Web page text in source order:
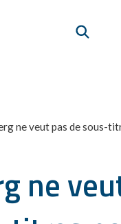
ne veut pas de sous-
ne